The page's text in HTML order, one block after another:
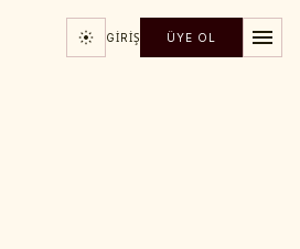
GIRIŞ ÜYE OL